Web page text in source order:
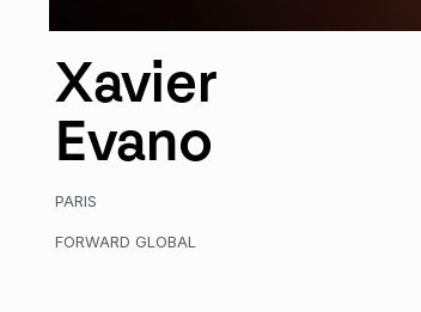
Xavier
Evano
PARIS
FORWARD GLOBAL